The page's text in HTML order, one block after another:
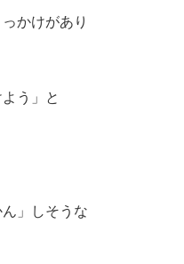
かけがあり
う」と
」しそうな